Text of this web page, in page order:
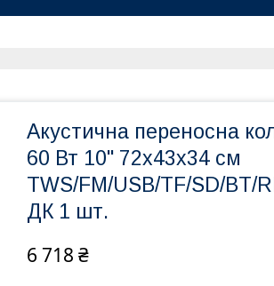
Акустична переносна
60 Вт 10" 72х43х34 см
TWS/FM/USB/TF/SD/BT/
ДК 1 шт.
6 718 ₴